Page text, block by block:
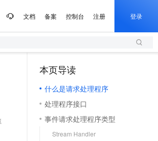
文档 备案 控制台 注册 登录
本页导读
什么是请求处理程序
处理程序接口
事件请求处理程序类型
Stream Handler
语音识别与合成
多引擎
轻量应用服务器
数字证书管理服务（原SSL证书）
实现全站HTTPS，呈现可信的WEB访问
一句话生成原生可编辑精美 PPT 文稿
输入一句话想法, 轻松生成专业的 PPT
一键部署幻兽帕鲁游戏服务器
一键购买专属联机服务器，轻松开启游戏
路生产力
AI 活动
AI 生产力先锋
先锋实践拓展 AI 生产力的边界
飞天发布时刻
所见，即是所愿
阿里云 OPC 创新助力计划
Token 补贴，五大权
益加速 OPC 成功
专业服务
服务伙伴合作计划
Al MaaS 服务伙伴赋能合作
伙伴信用分合作计划
更多支持
开发者社区
加入我们
校园招聘